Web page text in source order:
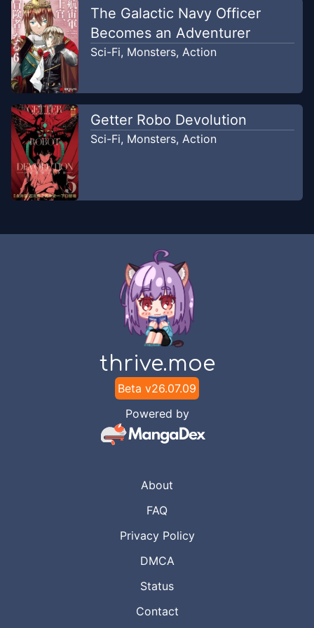
Unknown
Chapter237.2
Unknown
Chapter237.1
Unknown
Aug 6, 2023
Chapter236
Unknown
Unknown
The Galactic Navy Officer
Becomes an Adventurer
Sci-Fi, Monsters, Action
Getter Robo Devolution
Sci-Fi, Monsters, Action
thrive.moe
Beta v26.07.09
Powered by
About
FAQ
Privacy Policy
DMCA
Status
Contact